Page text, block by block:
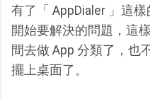
有了「 AppDialer 」這
開始要解決的問題，這
間去做 App 分類了，也
擺上桌面了。